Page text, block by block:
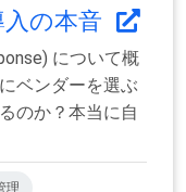
の本音
について概
ベンダーを選ぶ
のか？本当に自
理